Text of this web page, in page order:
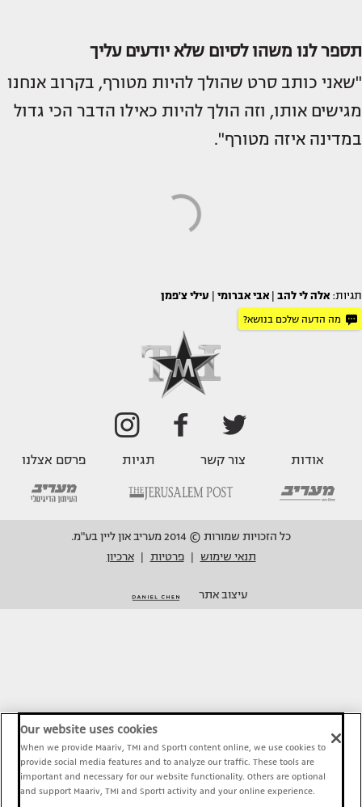
תספר לנו משהו לסיום שלא יודעים עליך
"שאני כותב סרט שהולך להיות מטורף, בקרוב אנחנו
מגישים אותו, וזה הולך להיות כאילו הדבר הכי גדול
במדינה איזה מטורף".
תגיות: אלה לי להב אבי אברומי עילי צ'פמן
מה הדעה שלכם בנושא?
אודות צור קשר תגיות פרסם אצלנו
כל הזכויות שמורות © 2014 מעריב און ליין בע"מ.
תנאי שימוש
פרטיות ארכיון
עיצוב אתר
Our website uses cookies
When we provide Maariv, TMI and Sport1 content online, we use cookies to
provide social media features and to analyze our traffic. These tools are
important and necessary for our website functionality. Others are optional
and support Maariv, TMI and Sport1 activity and your online experience.